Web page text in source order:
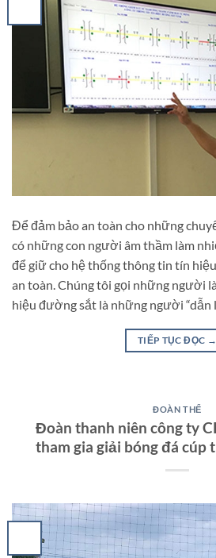
Để đảm bảo an toàn cho những
có những con người âm thầm làm
để giữ cho hệ thống thông tin tín
an toàn. Chúng tôi gọi những người
hiệu đường sắt là những người
TIẾP TỤC ĐỌC →
ĐOÀN THỂ
Đoàn thanh niên công ty
tham gia giải bóng đá cúp